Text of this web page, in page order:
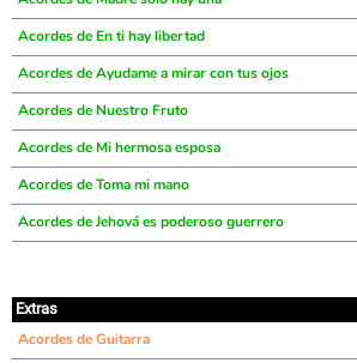
Acordes de En ti hay libertad
Acordes de Ayudame a mirar con tus ojos
Acordes de Nuestro Fruto
Acordes de Mi hermosa esposa
Acordes de Toma mi mano
Acordes de Jehová es poderoso guerrero
Extras
Acordes de Guitarra